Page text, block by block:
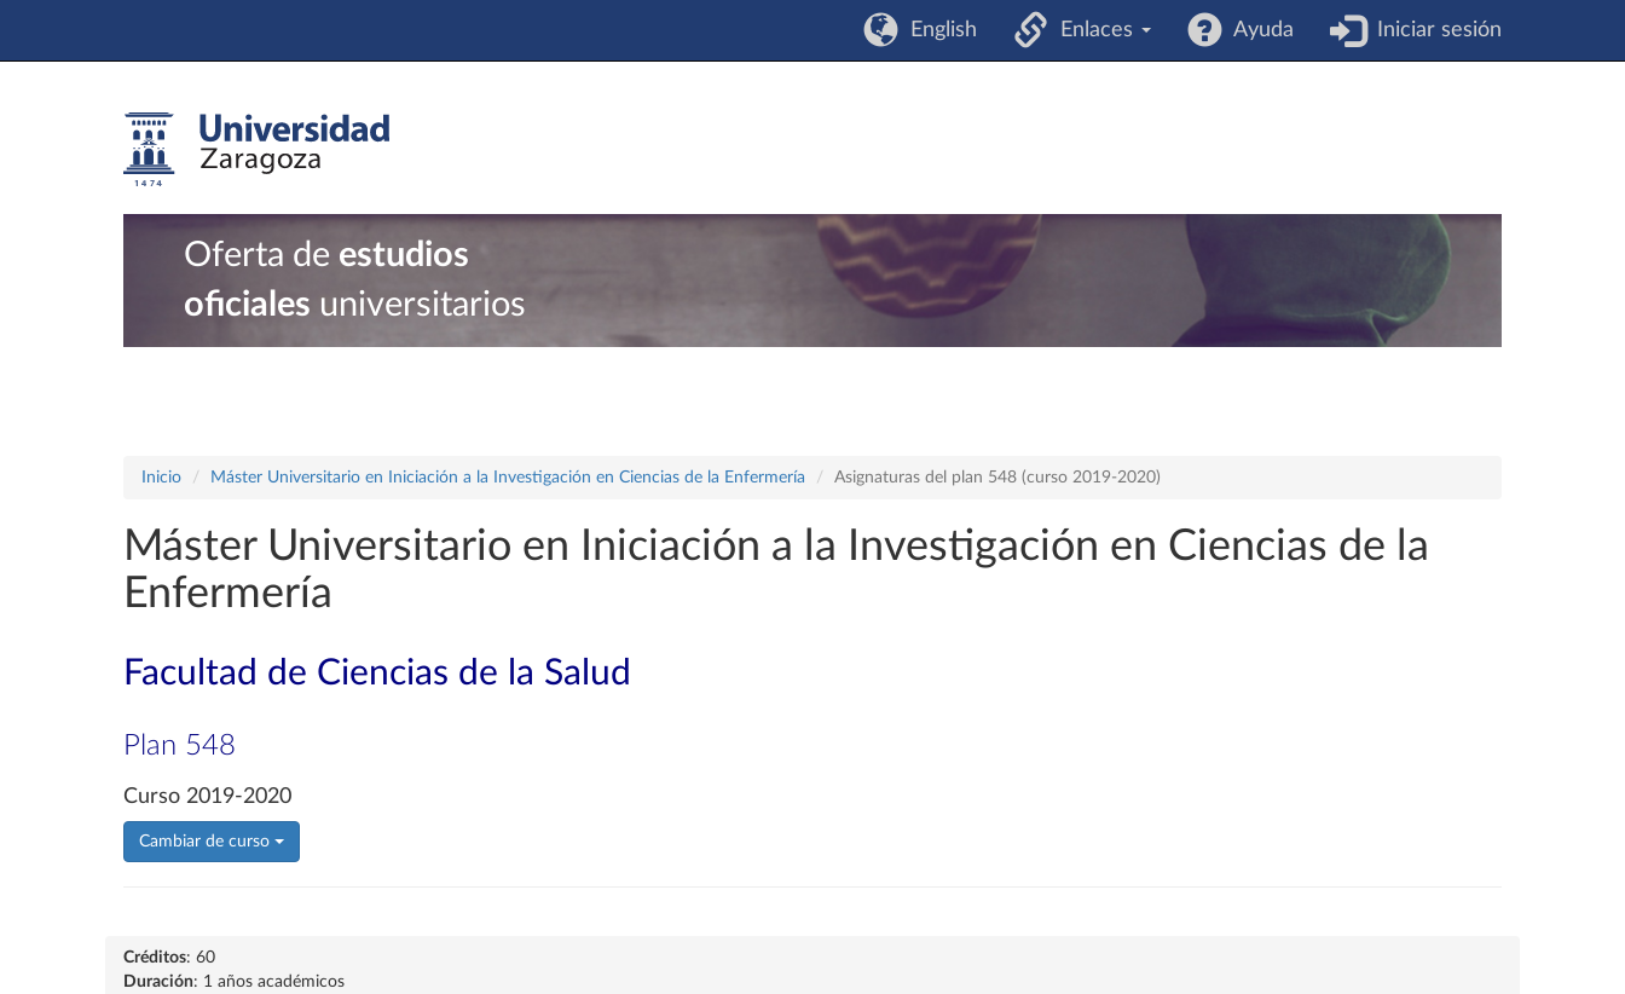
English Enlaces Ayuda Iniciar sesión
Oferta de estudios
oficiales universitarios
Inicio Máster Universitario en Iniciación a la Investigación en Ciencias de la Enfermería Asignaturas del plan 548 (curso 2019-2020)
Máster Universitario en Iniciación a la Investigación en Ciencias de la
Enfermería
Facultad de Ciencias de la Salud
Plan 548
Curso 2019-2020
Cambiar de curso
Créditos: 60
Duración: 1 años académicos